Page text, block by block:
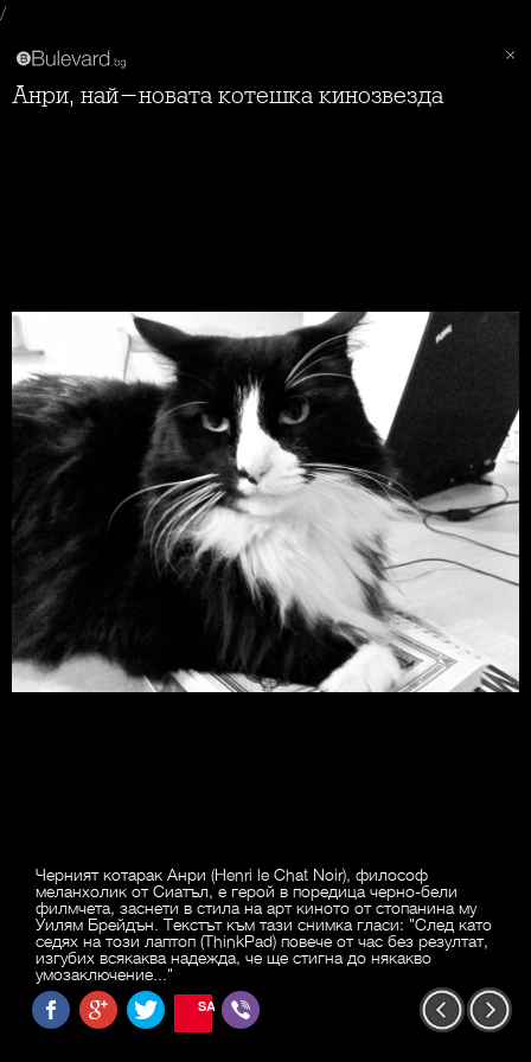
/
Анри, най-новата котешка кинозвезда
Черният котарак Анри (Henri le Chat Noir), философ
меланхолик от Сиатъл, е герой в поредица черно-бели
филмчета, заснети в стила на арт киното от стопанина му
Уилям Брейдън. Текстът към тази снимка гласи: "След като
седях на този лаптоп (ThinkPad) повече от час без резултат,
изгубих всякаква надежда, че ще стигна до някакво
умозаключение..."
SAVE